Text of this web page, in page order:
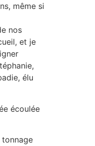
même si
nos
et je
élu
écoulée